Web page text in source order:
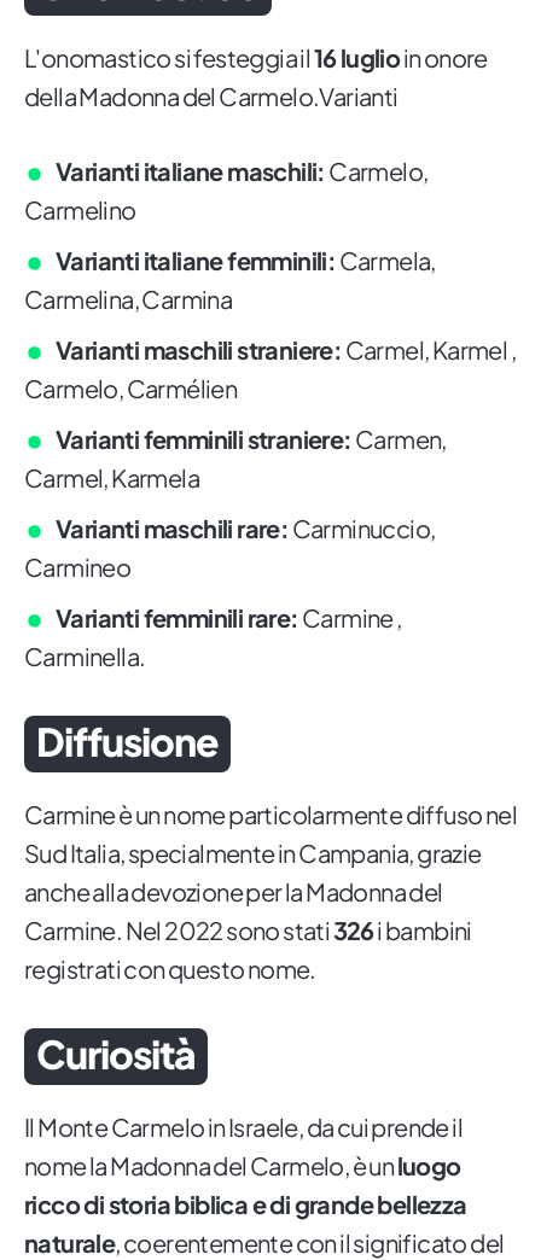
L'onomastico si festeggia il16 luglioin onore
della Madonna del Carmelo.Varianti
Varianti italiane maschili: Carmelo,
Carmelino
Varianti italiane femminili: Carmela,
Carmelina, Carmina
Varianti maschili straniere: Carmel, Karmel ,
Carmelo, Carmélien
Varianti femminili straniere: Carmen,
Carmel, Karmela
Varianti maschili rare: Carminuccio,
Carmineo
Varianti femminili rare: Carmine ,
Carminella.
Diffusione
Carmine è un nome particolarmente diffuso nel
Sud Italia, specialmente in Campania, grazie
anche alla devozione per la Madonna del
Carmine. Nel 2022 sono stati326i bambini
registrati con questo nome.
Curiosità
Il Monte Carmelo in Israele, da cui prende il
nome la Madonna del Carmelo, è unluogo
ricco di storia biblica e di grande bellezza
naturale, coerentemente con il significato del